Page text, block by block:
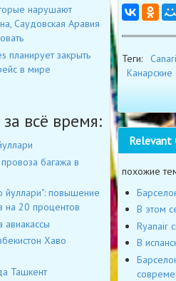
Теги:
Канарские
Relevant
похожие
В этом
Ryanair
В
нарушают
Саудовская Аравия
планирует закрыть
в мире
всё время:
багажа в
йуллари": повышение
на 20 процентов
Хаво
Ташкент